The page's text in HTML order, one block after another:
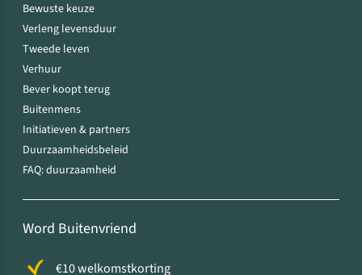
Bewuste keuze
Verleng levensduur
Tweede leven
Verhuur
Bever koopt terug
Buitenmens
Initiatieven & partners
Duurzaamheidsbeleid
FAQ: duurzaamheid
Word Buitenvriend
€10 welkomstkorting